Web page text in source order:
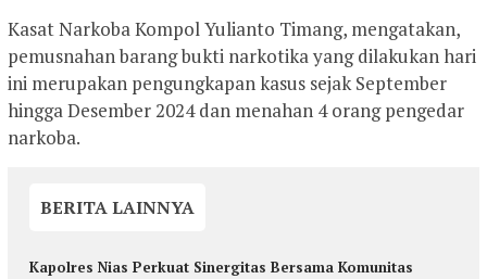
Kasat Narkoba Kompol Yulianto Timang, mengatakan,
pemusnahan barang bukti narkotika yang dilakukan hari
ini merupakan pengungkapan kasus sejak September
hingga Desember 2024 dan menahan 4 orang pengedar
narkoba.
BERITA LAINNYA
Kapolres Nias Perkuat Sinergitas Bersama Komunitas